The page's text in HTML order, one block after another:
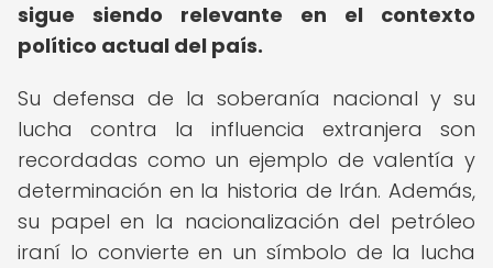
sigue siendo relevante en el contexto
político actual del país.
Su defensa de la soberanía nacional y su
lucha contra la influencia extranjera son
recordadas como un ejemplo de valentía y
determinación en la historia de Irán. Además,
su papel en la nacionalización del petróleo
iraní lo convierte en un símbolo de la lucha